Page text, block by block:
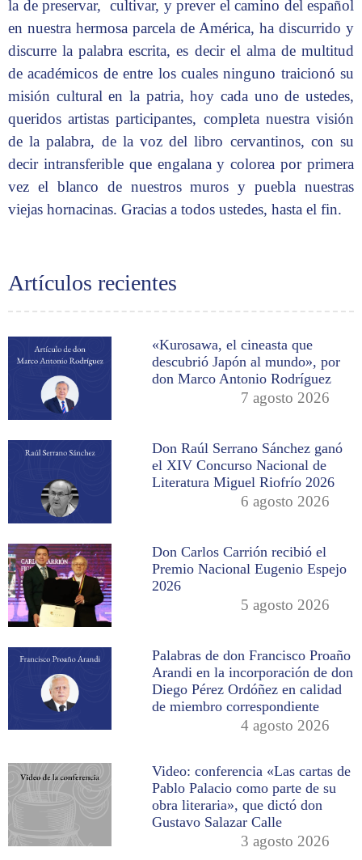
Artículos recientes
«Kurosawa, el cineasta que
descubrió Japón al mundo», por
don Marco Antonio Rodríguez
7 agosto 2026
Don Raúl Serrano Sánchez ganó
el XIV Concurso Nacional de
Literatura Miguel Riofrío 2026
6 agosto 2026
Don Carlos Carrión recibió el
Premio Nacional Eugenio Espejo
2026
5 agosto 2026
Palabras de don Francisco Proaño
Arandi en la incorporación de don
Diego Pérez Ordóñez en calidad
de miembro correspondiente
4 agosto 2026
Video: conferencia «Las cartas de
Pablo Palacio como parte de su
obra literaria», que dictó don
Gustavo Salazar Calle
3 agosto 2026
la de preservar, cultivar, y prever el camino del español
en nuestra hermosa parcela de América, ha discurrido y
discurre la palabra escrita, es decir el alma de multitud
de académicos de entre los cuales ninguno traicionó su
misión cultural en la patria, hoy cada uno de ustedes,
queridos artistas participantes, completa nuestra visión
de la palabra, de la voz del libro cervantinos, con su
decir intransferible que engalana y colorea por primera
vez el blanco de nuestros muros y puebla nuestras
viejas hornacinas. Gracias a todos ustedes, hasta el fin.